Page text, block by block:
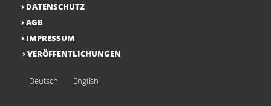
DATENSCHUTZ
AGB
IMPRESSUM
VERÖFFENTLICHUNGEN
Deutsch English